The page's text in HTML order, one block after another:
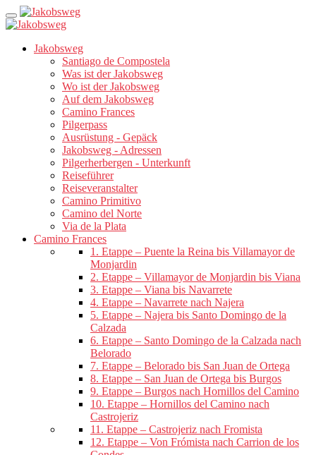
Jakobsweg
Santiago de Compostela
Was ist der Jakobsweg
Wo ist der Jakobsweg
Auf dem Jakobsweg
Camino Frances
Pilgerpass
Ausrüstung - Gepäck
Jakobsweg - Adressen
Pilgerherbergen - Unterkunft
Reiseführer
Reiseveranstalter
Camino Primitivo
Camino del Norte
Via de la Plata
Camino Frances
1. Etappe – Puente la Reina bis Villamayor de
Monjardin
2. Etappe – Villamayor de Monjardin bis Viana
3. Etappe – Viana bis Navarrete
4. Etappe – Navarrete nach Najera
5. Etappe – Najera bis Santo Domingo de la
Calzada
6. Etappe – Santo Domingo de la Calzada nach
Belorado
7. Etappe – Belorado bis San Juan de Ortega
8. Etappe – San Juan de Ortega bis Burgos
9. Etappe – Burgos nach Hornillos del Camino
10. Etappe – Hornillos del Camino nach
Castrojeriz
11. Etappe – Castrojeriz nach Fromista
12. Etappe – Von Frómista nach Carrion de los